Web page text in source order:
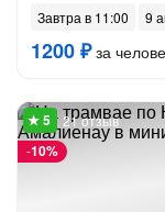
Завтра в 11:00 9
1200 ₽за
-10%
21 отзыв